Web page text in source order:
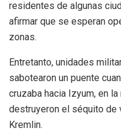
residentes de algunas
afirmar que se esperan
zonas.
Entretanto, unidades
sabotearon un puente
cruzaba hacia Izyum, en
destruyeron el séquito
Kremlin.